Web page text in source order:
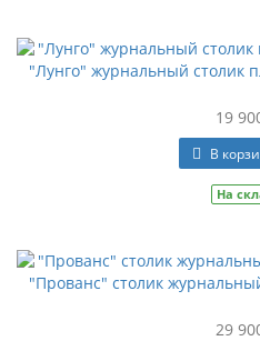
"Лунго" журнальный столик
19
В
На
"Прованс" столик
29